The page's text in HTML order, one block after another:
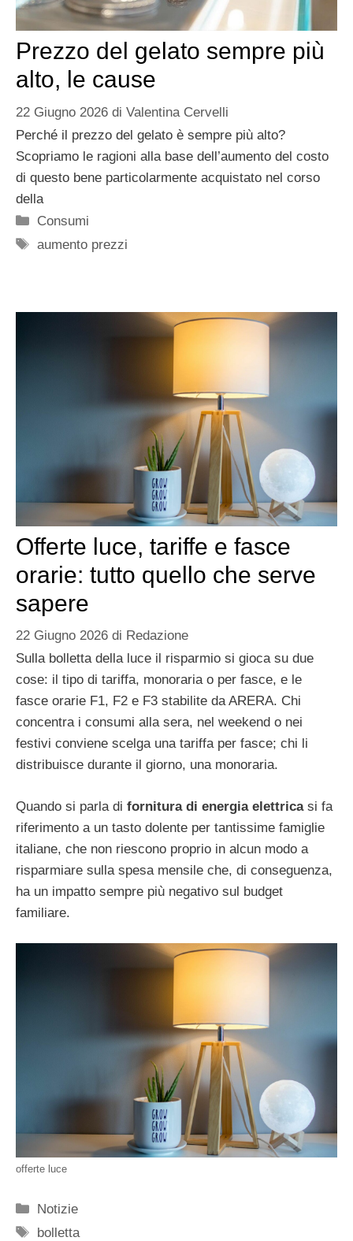
Prezzo del gelato sempre più
alto, le cause
22 Giugno 2026 di Valentina Cervelli
Perché il prezzo del gelato è sempre più alto?
Scopriamo le ragioni alla base dell’aumento del costo
di questo bene particolarmente acquistato nel corso
della
Categorie
Consumi
Tag
aumento prezzi
Offerte luce, tariffe e fasce
orarie: tutto quello che serve
sapere
22 Giugno 2026 di Redazione
Sulla bolletta della luce il risparmio si gioca su due
cose: il tipo di tariffa, monoraria o per fasce, e le
fasce orarie F1, F2 e F3 stabilite da ARERA. Chi
concentra i consumi alla sera, nel weekend o nei
festivi conviene scelga una tariffa per fasce; chi li
distribuisce durante il giorno, una monoraria.
Quando si parla di fornitura di energia elettricasi fa
riferimento a un tasto dolente per tantissime famiglie
italiane, che non riescono proprio in alcun modo a
risparmiare sulla spesa mensile che, di conseguenza,
ha un impatto sempre più negativo sul budget
familiare.
offerte luce
Categorie
Notizie
Tag
bolletta